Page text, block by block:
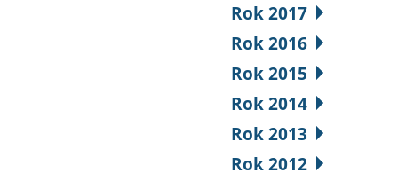
Rok 2017
Rok 2016
Rok 2015
Rok 2014
Rok 2013
Rok 2012